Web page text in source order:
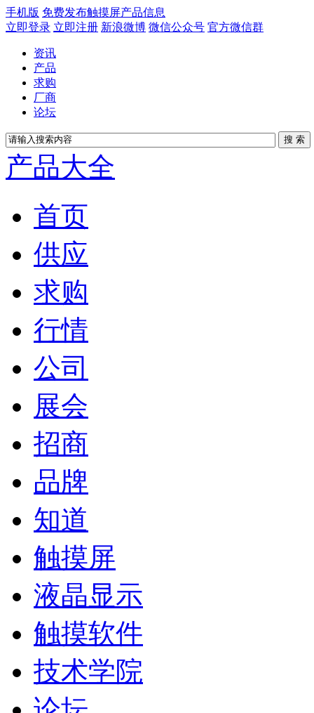
手机版 免费发布触摸屏产品信息
立即登录 立即注册 新浪微博 微信公众号 官方微信群
资讯
产品
求购
厂商
论坛
产品大全
首页
供应
求购
行情
公司
展会
招商
品牌
知道
触摸屏
液晶显示
触摸软件
技术学院